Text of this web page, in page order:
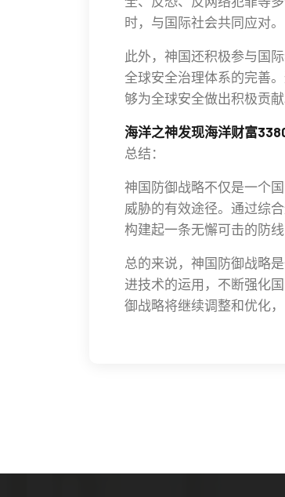
时，与国际社会共同应对。
此外，神国还积极参与国
全球安全治理体系的完善
够为全球安全做出积极贡献
海洋之神发现海洋财富
总结：
神国防御战略不仅是一个
威胁的有效途径。通过综
构建起一条无懈可击的防
总的来说，神国防御战略
进技术的运用，不断强化
御战略将继续调整和优化